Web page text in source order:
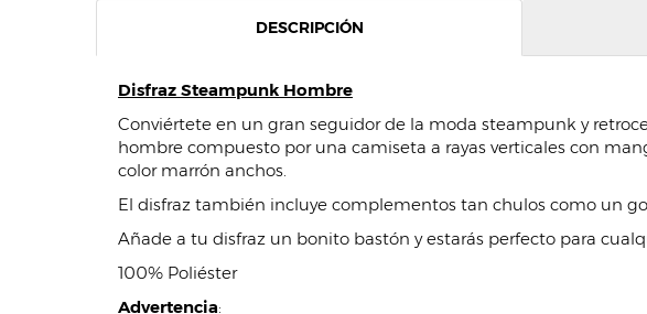
DESCRIPCIÓN
Disfraz Steampunk Hombre
Conviértete en un gran seguidor de la moda steampunk y
hombre compuesto por una camiseta a rayas verticales con
color marrón anchos.
El disfraz también incluye complementos tan chulos como un
Añade a tu disfraz un bonito bastón y estarás perfecto para
100% Poliéster
Advertencia: